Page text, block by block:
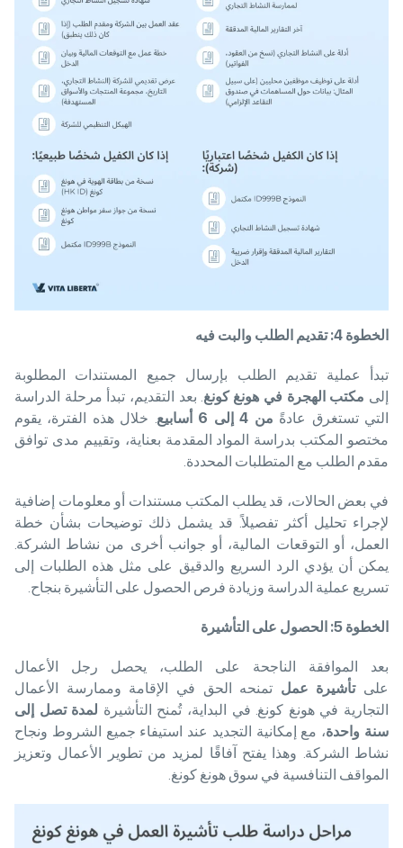
الخطوة 4: تقديم الطلب والبت فيه
تبدأ عملية تقديم الطلب بإرسال جميع المستندات المطلوبة
إلى مكتب الهجرة في هونغ كونغ. بعد التقديم، تبدأ مرحلة الدراسة
التي تستغرق عادةً من 4 إلى 6 أسابيع
. خلال هذه الفترة، يقوم
مختصو المكتب بدراسة المواد المقدمة بعناية، وتقييم مدى توافق
مقدم الطلب مع المتطلبات المحددة.
في بعض الحالات، قد يطلب المكتب مستندات أو معلومات إضافية
لإجراء تحليل أكثر تفصيلاً. قد يشمل ذلك توضيحات بشأن خطة
العمل، أو التوقعات المالية، أو جوانب أخرى من نشاط الشركة.
يمكن أن يؤدي الرد السريع والدقيق على مثل هذه الطلبات إلى
تسريع عملية الدراسة وزيادة فرص الحصول على التأشيرة بنجاح.
الخطوة 5: الحصول على التأشيرة
بعد الموافقة الناجحة على الطلب، يحصل رجل الأعمال
على تأشيرة عملتمنحه الحق في الإقامة وممارسة الأعمال
التجارية في هونغ كونغ. في البداية، تُمنح التأشيرة لمدة تصل إلى
سنة واحدة، مع إمكانية التجديد عند استيفاء جميع الشروط ونجاح
نشاط الشركة. وهذا يفتح آفاقًا لمزيد من تطوير الأعمال وتعزيز
المواقف التنافسية في سوق هونغ كونغ.